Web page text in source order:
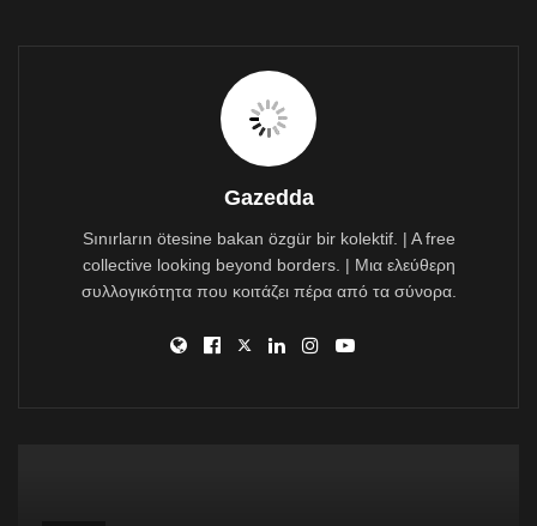
başlığının da Meclis’in olağanüstü toplanması olduğunu
açıklayan Erhürman, kararların Çarşamba veya
Perşembe günü açıklanacağını ifade etti.
Gazedda
Sınırların ötesine bakan özgür bir kolektif. | A free
collective looking beyond borders. | Μια ελεύθερη
συλλογικότητα που κοιτάζει πέρα από τα σύνορα.